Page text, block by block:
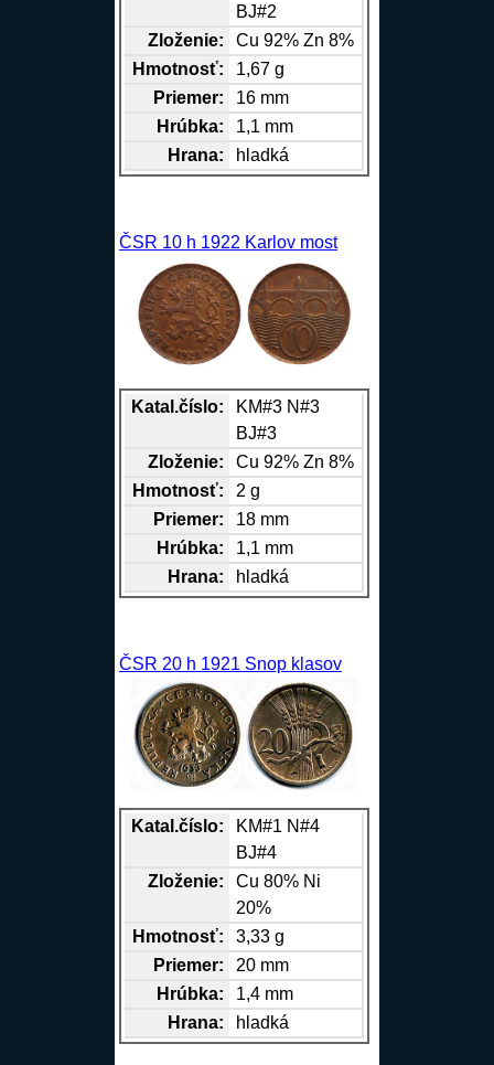
BJ#2
Zloženie:
Cu 92%Zn 8%
Hmotnosť:
1,67 g
Priemer:
16 mm
Hrúbka:
1,1 mm
Hrana: hladká
ČSR 10 h 1922 Karlov most
Katal.číslo:
KM#3 N#3
BJ#3
Zloženie:
Cu 92%Zn 8%
Hmotnosť:
2 g
Priemer:
18 mm
Hrúbka:
1,1 mm
Hrana: hladká
ČSR 20 h 1921 Snop klasov
Katal.číslo:
KM#1 N#4
BJ#4
Zloženie:
Cu 80% Ni
20%
Hmotnosť:
3,33 g
Priemer:
20 mm
Hrúbka:
1,4 mm
Hrana: hladká